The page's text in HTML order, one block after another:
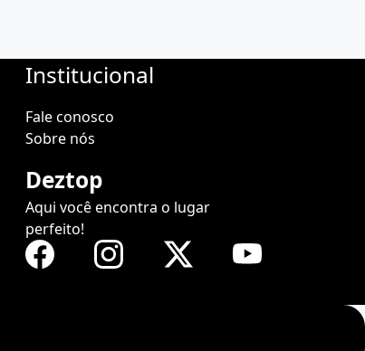
Institucional
Fale conosco
Sobre nós
Deztop
Aqui você encontra o lugar
perfeito!